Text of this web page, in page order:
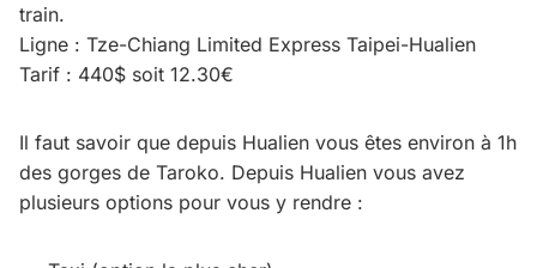
train.
Ligne : Tze-Chiang Limited Express Taipei-Hualien
Tarif : 440$ soit 12.30€
Il faut savoir que depuis Hualien vous êtes environ à 1h
des gorges de Taroko. Depuis Hualien vous avez
plusieurs options pour vous y rendre :